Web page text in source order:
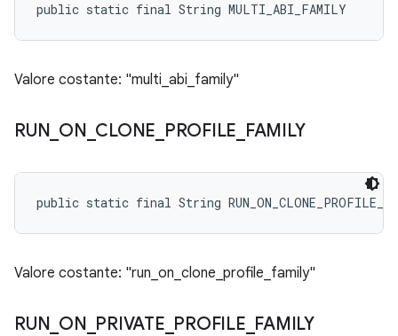
public static final String MULTI_ABI_FAMILY
Valore costante: "multi_abi_family"
RUN ON CLONE PROFILE FAMILY
public static final String
Valore costante: "run_on_clone_profile_family"
RUN ON PRIVATE PROFILE FAMILY